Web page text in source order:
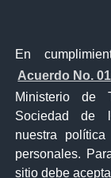
En
Acuerdo No.
Ministerio de
Sociedad de
nuestra
personales.
sitio debe
Guarda mi